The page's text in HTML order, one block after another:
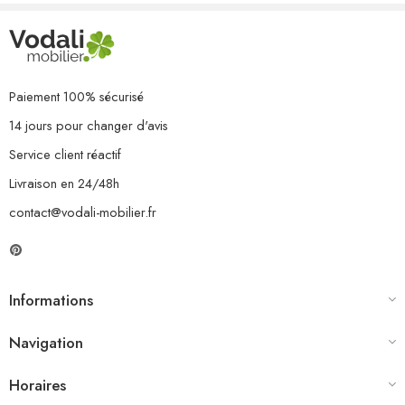
Paiement 100% sécurisé
14 jours pour changer d'avis
Service client réactif
Livraison en 24/48h
contact@vodali-mobilier.fr
Informations
Navigation
Horaires